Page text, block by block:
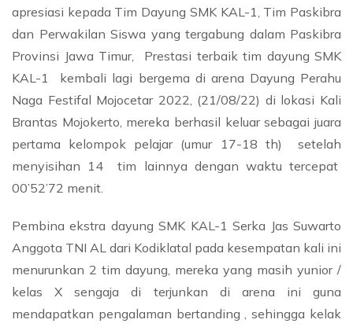
apresiasi kepada Tim Dayung SMK KAL-1, Tim Paskibra
dan Perwakilan Siswa yang tergabung dalam Paskibra
Provinsi Jawa Timur, Prestasi terbaik tim dayung SMK
KAL-1 kembali lagi bergema di arena Dayung Perahu
Naga Festifal Mojocetar 2022, (21/08/22) di lokasi Kali
Brantas Mojokerto, mereka berhasil keluar sebagai juara
pertama kelompok pelajar (umur 17-18 th) setelah
menyisihan 14 tim lainnya dengan waktu tercepat
00’52’72 menit.
Pembina ekstra dayung SMK KAL-1 Serka Jas Suwarto
Anggota TNI AL dari Kodiklatal pada kesempatan kali ini
menurunkan 2 tim dayung, mereka yang masih yunior /
kelas X sengaja di terjunkan di arena ini guna
mendapatkan pengalaman bertanding , sehingga kelak